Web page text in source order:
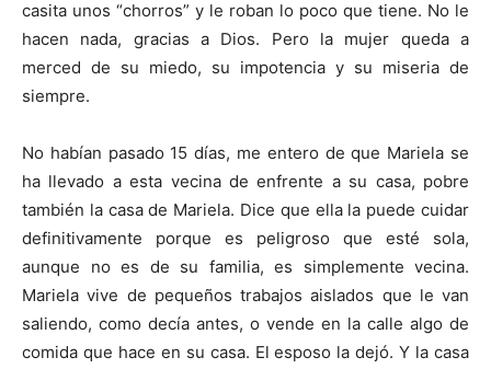
casita unos “chorros” y le roban lo poco que tiene. No le
hacen nada, gracias a Dios. Pero la mujer queda a
merced de su miedo, su impotencia y su miseria de
siempre.
No habían pasado 15 días, me entero de que Mariela se
ha llevado a esta vecina de enfrente a su casa, pobre
también la casa de Mariela. Dice que ella la puede cuidar
definitivamente porque es peligroso que esté sola,
aunque no es de su familia, es simplemente vecina.
Mariela vive de pequeños trabajos aislados que le van
saliendo, como decía antes, o vende en la calle algo de
comida que hace en su casa. El esposo la dejó. Y la casa